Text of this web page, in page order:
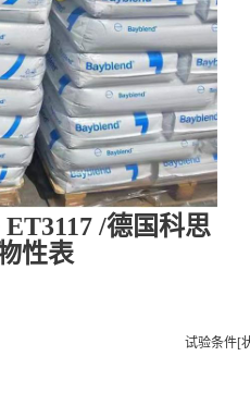
/德国科思
性表
试验条件[